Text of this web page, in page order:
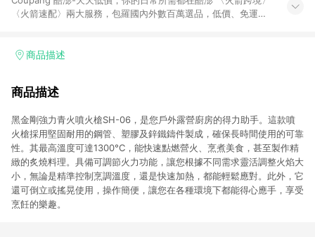
〈火箭速配〉兩大服務，包羅國內外數百萬選品，低價、免運，
加入WOW會員告別湊免運，火箭速配、火箭跨境優質選品不限金
商品描述
商品描述
黑金剛強力青火噴火槍SH-06，是您戶外露營廚房的得力助手。這款噴
火槍採用堅固耐用的鋼管、塑膠及鋅鐵鑄件製成，確保長時間使用的可靠
性。其最高溫度可達1300°C，能快速點燃營火、烹煮美食，甚至製作精
緻的炙燒料理。具備可調節火力功能，讓您根據不同需求靈活調整火焰大
小，無論是精準控制烹調溫度，還是快速加熱，都能輕鬆應對。此外，它
還可倒立或搖晃使用，操作簡便，讓您在各種環境下都能得心應手，享受
烹飪的樂趣。